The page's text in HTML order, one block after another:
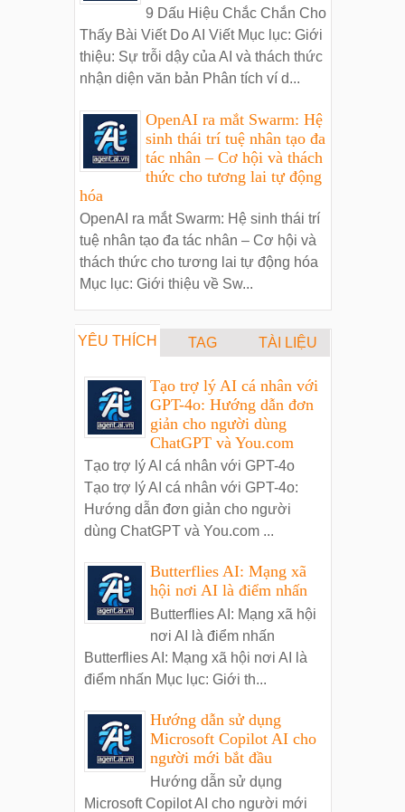
9 Dấu Hiệu Chắc Chắn Cho
Thấy Bài Viết Do AI Viết Mục lục: Giới
thiệu: Sự trỗi dậy của AI và thách thức
nhận diện văn bản Phân tích ví d...
OpenAI ra mắt Swarm: Hệ
sinh thái trí tuệ nhân tạo đa
tác nhân – Cơ hội và thách
thức cho tương lai tự động
hóa
OpenAI ra mắt Swarm: Hệ sinh thái trí
tuệ nhân tạo đa tác nhân – Cơ hội và
thách thức cho tương lai tự động hóa
Mục lục: Giới thiệu về Sw...
YÊU THÍCH TAG TÀI LIỆU
Tạo trợ lý AI cá nhân với
GPT-4o: Hướng dẫn đơn
giản cho người dùng
ChatGPT và You.com
Tạo trợ lý AI cá nhân với GPT-4o
Tạo trợ lý AI cá nhân với GPT-4o:
Hướng dẫn đơn giản cho người
dùng ChatGPT và You.com ...
Butterflies AI: Mạng xã
hội nơi AI là điểm nhấn
Butterflies AI: Mạng xã hội
nơi AI là điểm nhấn
Butterflies AI: Mạng xã hội nơi AI là
điểm nhấn Mục lục: Giới th...
Hướng dẫn sử dụng
Microsoft Copilot AI cho
người mới bắt đầu
Hướng dẫn sử dụng
Microsoft Copilot AI cho người mới